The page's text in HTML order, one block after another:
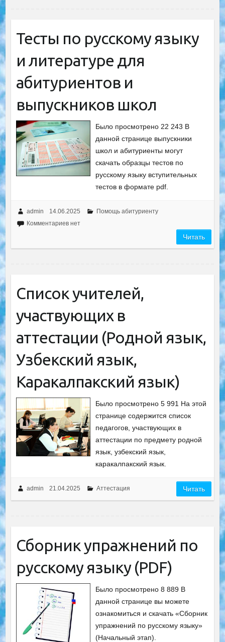
Тесты по русскому языку
и литературе для
абитуриентов и
выпускников школ
Было просмотрено 22 243 В
данной странице выпускники
школ и абитуриенты могут
скачать образцы тестов по
русскому языку вступительных
тестов в формате pdf.
admin 14.06.2025
Помощь абитуриенту
Комментариев нет
Читать
Список учителей,
участвующих в
аттестации (Родной язык,
Узбекский язык,
Каракалпакский язык)
Было просмотрено 5 991 На этой
странице содержится список
педагогов, участвующих в
аттестации по предмету родной
язык, узбекский язык,
каракалпакский язык.
admin 21.04.2025 Аттестация Читать
Сборник упражнений по
русскому языку (PDF)
Было просмотрено 8 889 В
данной странице вы можете
ознакомиться и скачать «Сборник
упражнений по русскому языку»
(Начальный этап).